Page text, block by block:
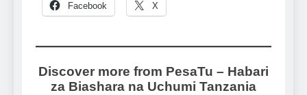
Facebook X
Discover more from PesaTu – Habari
za Biashara na Uchumi Tanzania